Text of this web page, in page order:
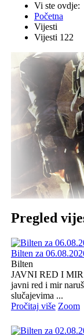
Vi ste ovdje:
Početna
Vijesti
Vijesti 122
Pregled
Bilten za
Bilten
JAVNI RED I MIR
javni red i mir
slučajevima ...
Pročitaj više Zoom